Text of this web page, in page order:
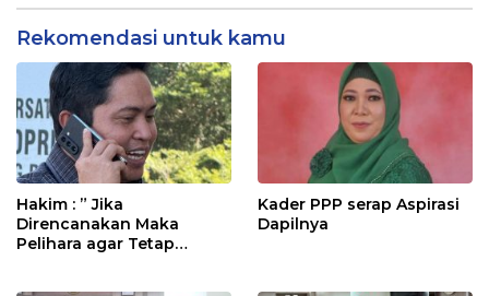
Rekomendasi untuk kamu
Hakim : ” Jika
Direncanakan Maka
Pelihara agar Tetap
Kader PPP serap Aspirasi
Dapilnya